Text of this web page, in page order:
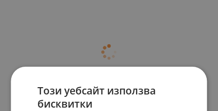
Този уебсайт използва
бисквитки